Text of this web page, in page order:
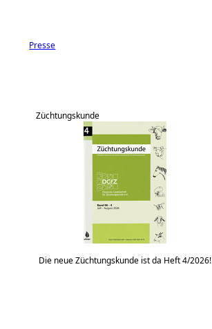
Presse
Züchtungskunde
Die neue Züchtungskunde ist da Heft 4/2026!